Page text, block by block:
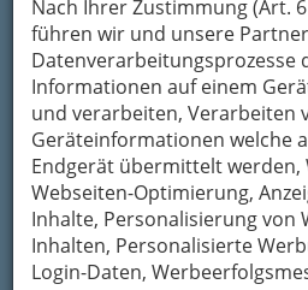
Nach Ihrer Zustimmung (Art. 6
führen wir und unsere
Datenverarbeitungsprozesse
Informationen auf einem
und verarbeiten, Verarbeiten
Geräteinformationen welche
Endgerät übermittelt werden,
Webseiten-Optimierung,
Inhalte, Personalisierung von
Inhalten, Personalisierte
Login-Daten,